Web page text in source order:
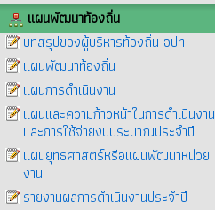
แผนพัฒนาท้องถิ่น
บทสรุปของผู้บริหารท้องถิ่น อปท
แผนพัฒนาท้องถิ่น
แผนการดำเนินงาน
แผนและความก้าวหน้าในการดำเนินงาน
และการใช้จ่ายงบประมาณประจำปี
แผนยุทธศาสตร์หรือแผนพัฒนาหน่วย
งาน
รายงานผลการดำเนินงานประจำปี